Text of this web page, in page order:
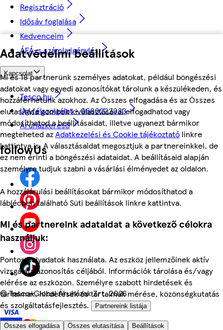
Adatvédelmi beállítások
Mi és 18 partnerünk személyes adatokat, például böngészési
adatokat vagy egyedi azonosítókat tárolunk a készülékeden, és
hozzáférhetünk azokhoz. Az Összes elfogadása és az Összes
elutasítása gombok kiválasztásával elfogadhatod vagy
módosíthatod a beállításaidat, illetve ugyanezt bármikor
megteheted azAdatkezelési és Cookie tájékoztató linkre
kattintva is. A választásaidat megosztjuk a partnereinkkel, de
ez nem érinti a böngészési adataidat. A beállításaid alapján
személyre tudjuk szabni a vásárlási élményedet az oldalon.
A hozzájárulási beállításokat bármikor módosíthatod a
láblécben található Süti beállítások linkre kattintva.
Mi és partnereink adataidat a következő célokra
használjuk:
Pontos helyadatok használata. Az eszköz jellemzőinek aktív
vizsgálata azonosítás céljából. Információk tárolása és/vagy
elérése az eszközön. Személyre szabott hirdetések és
tartalmak, hirdetések és tartalmak mérése, közönségkutatás
és szolgáltatásfejlesztés.
Partnereink listája
Összes elfogadása Összes elutasítása Beállítások
Regisztráció
Idősáv foglalása
Kedvenceim
ÁFÁ-s számla igénylés
Kapcsolat
Tesco.hu
Ügyfélszolgálat - 0680222333
Áruházkereső
followUs
©Tesco-Global Áruházak Zrt. 2026